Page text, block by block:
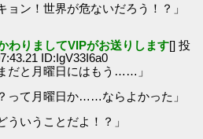
ョン！世界が危ないだろう！？」
わりましてVIPがお送りします[] 投
ID:IgV33I6a0
だと月曜日にはもう……」
って月曜日か……ならよかった」
ういうことだよ！？」